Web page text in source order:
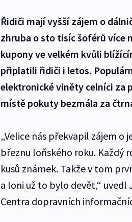
Řidiči mají vyšší zájem o
zhruba o sto tisíc šoférů více
kupony ve velkém kvůli
připlatili řidiči i letos.
elektronické viněty celníci za
místě pokuty bezmála za
„Velice nás překvapil zájem o
březnu loňského roku. Každý
kusů známek. Takže v tom
a loni už to bylo devět,“
Centra dopravních